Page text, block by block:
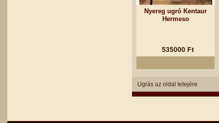
Nyereg ugró Kentaur
Hermeso
535000 Ft
Ugrás az oldal tetejére